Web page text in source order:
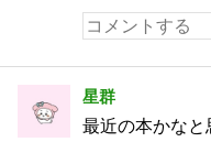
星群
最近の本かな